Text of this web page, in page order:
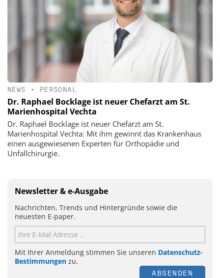
NEWS • PERSONAL
Dr. Raphael Bocklage ist neuer Chefarzt am St.
Marienhospital Vechta
Dr. Raphael Bocklage ist neuer Chefarzt am St.
Marienhospital Vechta: Mit ihm gewinnt das Krankenhaus
einen ausgewiesenen Experten für Orthopädie und
Unfallchirurgie.
Newsletter & e-Ausgabe
Nachrichten, Trends und Hintergründe sowie die
neuesten E-paper.
Mit Ihrer Anmeldung stimmen Sie unseren Datenschutz-
Bestimmungen zu.
ABSENDEN